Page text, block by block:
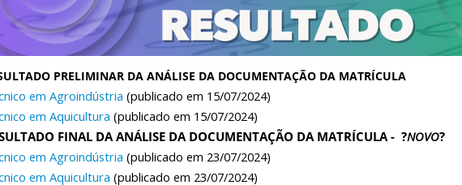
PRELIMINAR DA ANÁLISE DA DOCUMENTAÇÃO DA MATRÍCULA
em Agroindústria (publicado em 15/07/2024)
em Aquicultura (publicado em 15/07/2024)
FINAL DA ANÁLISE DA DOCUMENTAÇÃO DA MATRÍCULA - ?NOVO?
em Agroindústria (publicado em 23/07/2024)
em Aquicultura (publicado em 23/07/2024)